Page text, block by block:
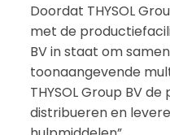
Doordat THYSOL
met de
BV in staat om
toonaangevende
THYSOL Group BV
distribueren en